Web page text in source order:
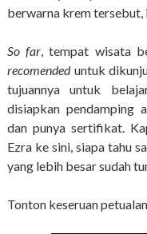
berwarna krem tersebut,
So far, tempat wisata
recomendeduntuk
tujuannya untuk
disiapkan pendamping
dan punya sertifikat.
Ezra ke sini, siapa tahu
yang lebih besar sudah
Tonton keseruan